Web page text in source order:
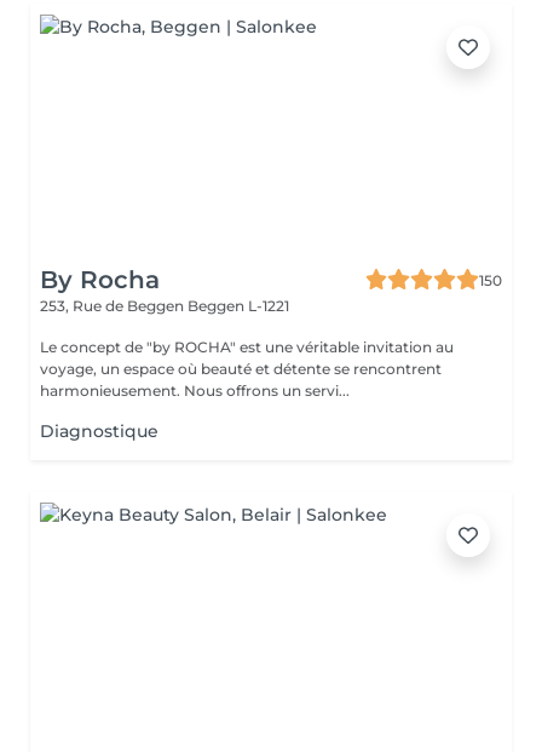
By Rocha
150
253, Rue de Beggen Beggen L-1221
Le concept de "by ROCHA" est une véritable invitation au
voyage, un espace où beauté et détente se rencontrent
harmonieusement. Nous offrons un servi...
Diagnostique